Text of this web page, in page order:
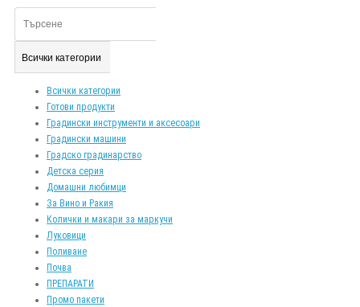
Всички категории
Всички категории
Готови продукти
Градински инструменти и аксесоари
Градински машини
Градско градинарство
Детска серия
Домашни любимци
За Вино и Ракия
Колички и макари за маркучи
Луковици
Поливане
Почва
ПРЕПАРАТИ
Промо пакети